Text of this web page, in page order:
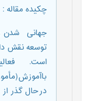
چکیده مقاله:
جهانی شدن
توسعه نقش
است.
درحال گذر